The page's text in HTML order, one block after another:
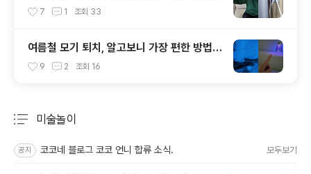
있다고?!
7 1 조회 33
여름철 모기 퇴치, 알고보니 가장 편한 방법은
이거?!
9 2 조회 16
미술놀이
공지 코코네 블로그 코코 언니 합류 소식. 모두보기